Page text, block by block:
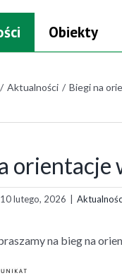
Obiekty
/ Aktualności / Biegi na
10 lutego, 2026
na bieg na